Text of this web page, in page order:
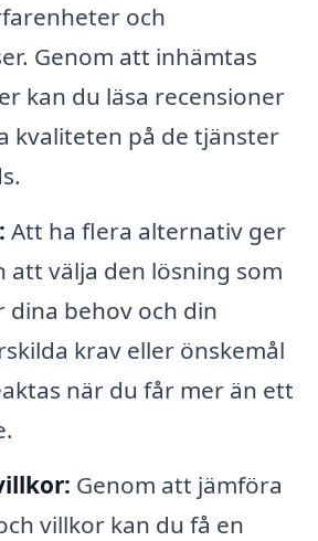
och
Genom att inhämtas
kan du läsa recensioner
kvaliteten på de tjänster
Att ha flera alternativ ger
att välja den lösning som
dina behov och din
krav eller önskemål
när du får mer än ett
Genom att jämföra
villkor kan du få en